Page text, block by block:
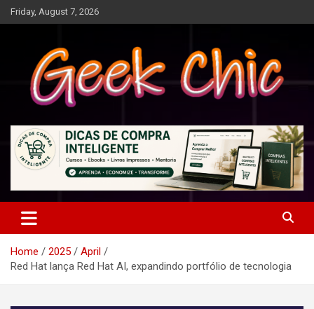
Skip
to
Friday, August 7, 2026
Geek Chic
Home 2025
April
Red Hat lança Red Hat AI, expandindo portfólio de tecnologia